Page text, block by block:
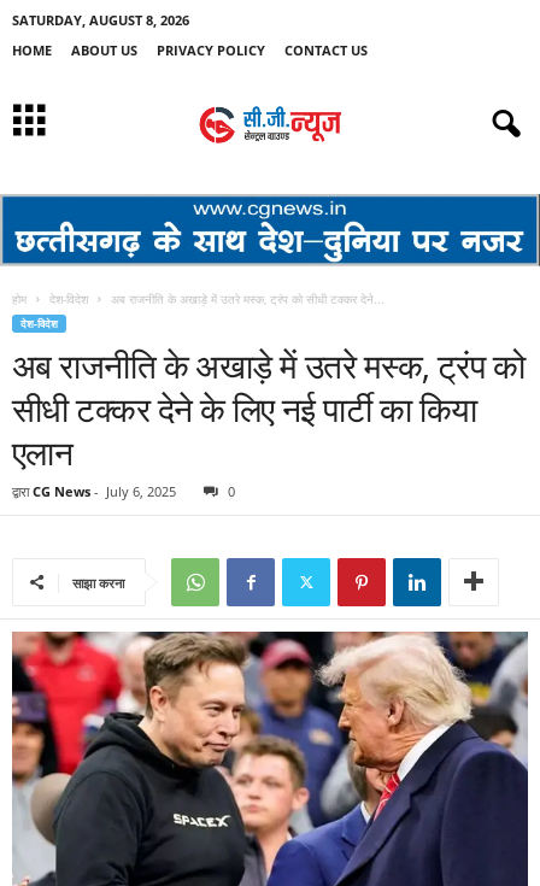
SATURDAY, AUGUST 8, 2026
HOME
ABOUT US PRIVACY POLICY CONTACT US
होम देश-विदेश अब राजनीति के अखाड़े में उतरे मस्क, ट्रंप को सीधी टक्कर देने...
देश-विदेश
अब राजनीति के अखाड़े में उतरे मस्क, ट्रंप को
सीधी टक्कर देने के लिए नई पार्टी का किया
एलान
द्वारा CG News - July 6, 2025 0
साझा करना